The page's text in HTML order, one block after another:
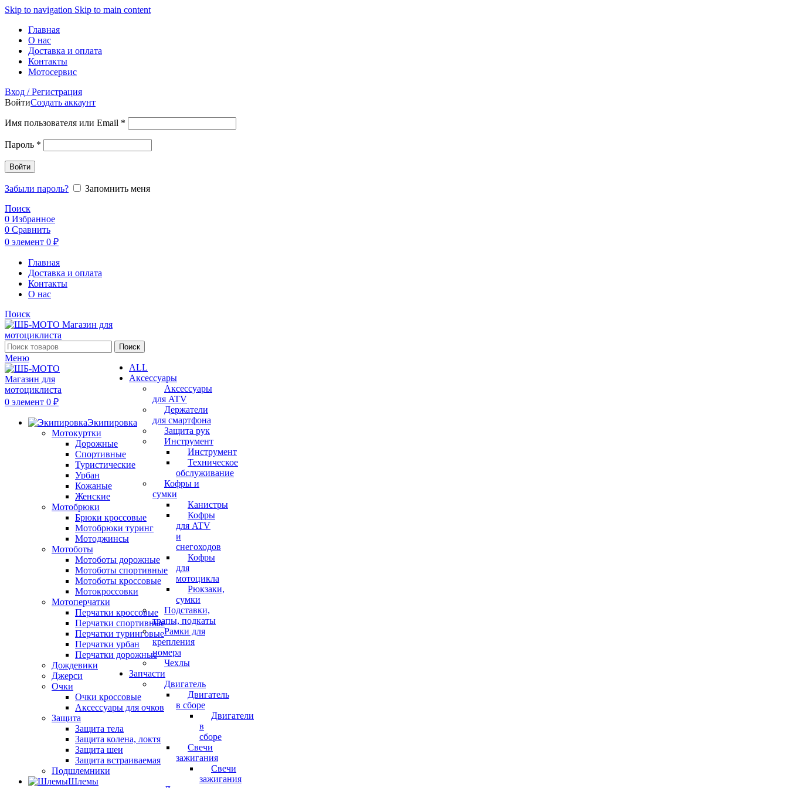
Skip to navigation Skip to main content
Главная
О нас
Доставка и оплата
Контакты
Мотосервис
Вход / Регистрация
ВойтиСоздать аккаунт
Имя пользователя или Email *
Пароль *
Войти
Забыли пароль?
Запомнить меня
Поиск
0 Избранное
0 Сравнить
0 элемент 0 ₽
Главная
Доставка и оплата
Контакты
О нас
Поиск
ALL
Аксессуары
Аксессуары
для ATV
Держатели
для смартфона
Защита рук
Инструмент
Инструмент
Техническое
обслуживание
Кофры и
сумки
Канистры
Кофры
для ATV
и
снегоходов
Кофры
для
мотоцикла
Рюкзаки,
сумки
Подставки,
трапы, подкаты
Рамки для
крепления
номера
Чехлы
Запчасти
Двигатель
Двигатель
в сборе
Двигатели
в
сборе
Свечи
зажигания
Свечи
зажигания
Поиск
Меню
0 элемент 0 ₽
Экипировка
Мотокуртки
Дорожные
Спортивные
Туристические
Урбан
Кожаные
Женские
Мотобрюки
Брюки кроссовые
Мотобрюки туринг
Мотоджинсы
Мотоботы
Мотоботы дорожные
Мотоботы спортивные
Мотоботы кроссовые
Мотокроссовки
Мотоперчатки
Перчатки кроссовые
Перчатки спортивные
Перчатки туринговые
Перчатки урбан
Перчатки дорожные
Дождевики
Джерси
Очки
Очки кроссовые
Аксессуары для очков
Защита
Защита тела
Защита колена, локтя
Защита шеи
Защита встраиваемая
Подшлемники
Шлемы